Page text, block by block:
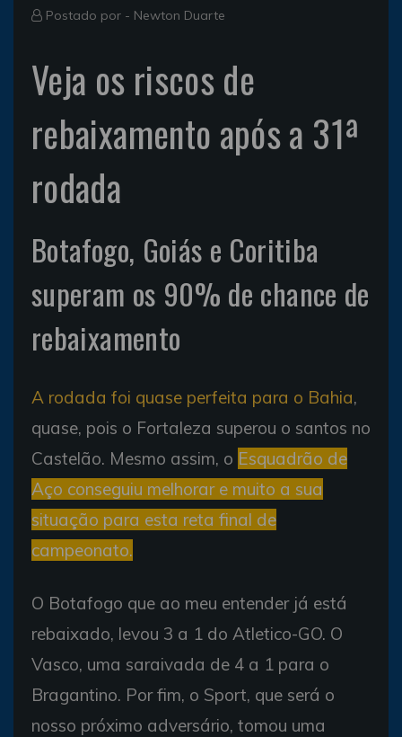
Postado por - Newton Duarte
Veja os riscos de
rebaixamento após a 31ª
rodada
Botafogo, Goiás e Coritiba
superam os 90% de chance de
rebaixamento
A rodada foi quase perfeita para o Bahia,
quase, pois o Fortaleza superou o santos no
Castelão. Mesmo assim, o Esquadrão de
Aço conseguiu melhorar e muito a sua
situação para esta reta final de
campeonato.
O Botafogo que ao meu entender já está
rebaixado, levou 3 a 1 do Atletico-GO. O
Vasco, uma saraivada de 4 a 1 para o
Bragantino. Por fim, o Sport, que será o
nosso próximo adversário, tomou uma